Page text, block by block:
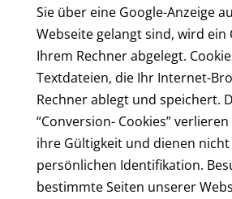
Sie über eine Google-Anzeige
Webseite gelangt sind, wird ein
Ihrem Rechner abgelegt.
Textdateien, die Ihr Internet-
Rechner ablegt und speichert.
“Conversion- Cookies”
ihre Gültigkeit und dienen
persönlichen Identifikation.
bestimmte Seiten unserer